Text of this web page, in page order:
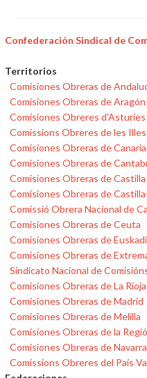
Confederación Sindical de
Territorios
Comisiones Obreras de
Comisiones Obreras de Aragón
Comisiones Obreres d'Asturies
Comissions Obreres de les Illes
Comisiones Obreras de
Comisiones Obreras de
Comisiones Obreras de Castilla
Comisiones Obreras de
Comissió Obrera Nacional de
Comisiones Obreras de Ceuta
Comisiones Obreras de Euskadi
Comisiones Obreras de
Sindicato Nacional de
Comisiones Obreras de La Rioja
Comisiones Obreras de Madrid
Comisiones Obreras de Melilla
Comisiones Obreras de la
Comisiones Obreras de Navarra
Comissions Obreres del País